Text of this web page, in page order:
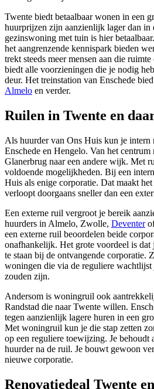
Twente biedt betaalbaar wonen in een
huurprijzen zijn aanzienlijk lager dan in
gezinswoning met tuin is hier
het aangrenzende kennispark bieden
trekt steeds meer mensen aan die
biedt alle voorzieningen die je nodig
deur. Het treinstation van Enschede
Almelo en verder.
Ruilen in Twente en
Als huurder van Ons Huis kun je intern
Enschede en Hengelo. Van het centrum
Glanerbrug naar een andere wijk. Met
voldoende mogelijkheden. Bij een
Huis als enige corporatie. Dat maakt
verloopt doorgaans sneller dan een
Een externe ruil vergroot je bereik
huurders in Almelo, Zwolle, Deventer
een externe ruil beoordelen beide
onafhankelijk. Het grote voordeel is
te staan bij de ontvangende corporatie.
woningen die via de reguliere wachtlijst
zouden zijn.
Andersom is woningruil ook
Randstad die naar Twente willen.
tegen aanzienlijk lagere huren in een
Met woningruil kun je die stap zetten
op een reguliere toewijzing. Je behoudt
huurder na de ruil. Je bouwt gewoon
nieuwe corporatie.
Renovatiedeal Twente